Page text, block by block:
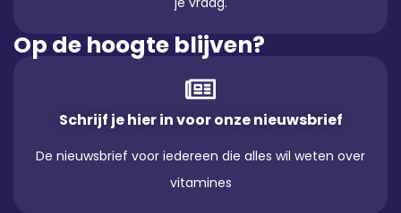
Op de hoogte blijven?
Schrijf je hier in voor onze nieuwsbrief
De nieuwsbrief voor iedereen die alles wil weten over
vitamines